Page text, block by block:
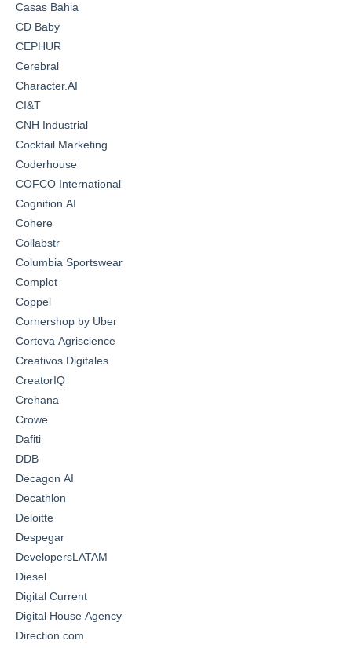
Casas Bahia
CD Baby
CEPHUR
Cerebral
Character.AI
CI&T
CNH Industrial
Cocktail Marketing
Coderhouse
COFCO International
Cognition AI
Cohere
Collabstr
Columbia Sportswear
Complot
Coppel
Cornershop by Uber
Corteva Agriscience
Creativos Digitales
CreatorIQ
Crehana
Crowe
Dafiti
DDB
Decagon AI
Decathlon
Deloitte
Despegar
DevelopersLATAM
Diesel
Digital Current
Digital House Agency
Direction.com